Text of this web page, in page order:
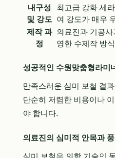
내구성
및 강도
최고급 강화 세
여 강도가 매우
제작 과
정
의료진과 기공
영한 수제작 방
성공적인 수원맞춤형라미
만족스러운 심미 보철 결
단순히 저렴한 비용이나
야 합니다.
의료진의 심미적 안목과